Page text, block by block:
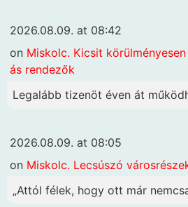
2026.08.09. at 08:42
on Miskolc. Kicsit
ás rendezők
Legalább tizenöt éven át
2026.08.09. at 08:05
on Miskolc. Lecsúszó
„Attól félek, hogy ott már